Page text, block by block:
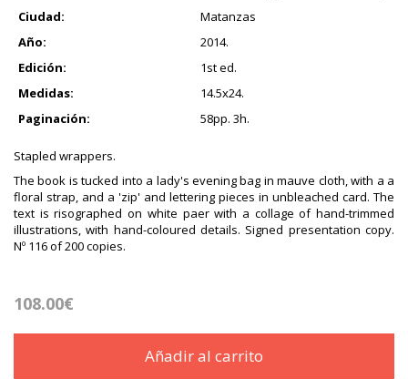
Ciudad:
Matanzas
Año:
2014.
Edición:
1st ed.
Medidas:
14.5x24.
Paginación:
58pp. 3h.
Stapled wrappers.
The book is tucked into a lady's evening bag in mauve cloth, with a a
floral strap, and a 'zip' and lettering pieces in unbleached card. The
text is risographed on white paer with a collage of hand-trimmed
illustrations, with hand-coloured details. Signed presentation copy.
Nº 116 of 200 copies.
108.00€
Añadir al carrito